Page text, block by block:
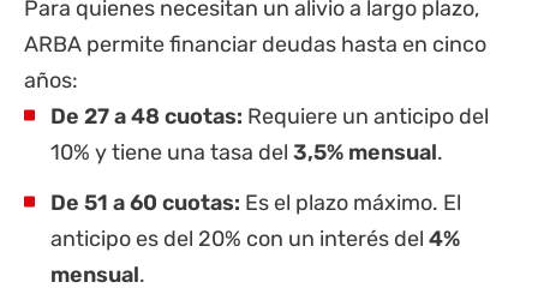
Para quienes necesitan un alivio a largo plazo,
ARBA permite financiar deudas hasta en cinco
años:
De 27 a 48 cuotas: Requiere un anticipo del
10% y tiene una tasa del 3,5% mensual.
De 51 a 60 cuotas: Es el plazo máximo. El
anticipo es del 20% con un interés del 4%
mensual.